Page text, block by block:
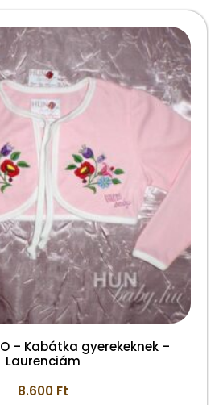
– Kabátka gyerekeknek –
Laurenciám
8.600 Ft